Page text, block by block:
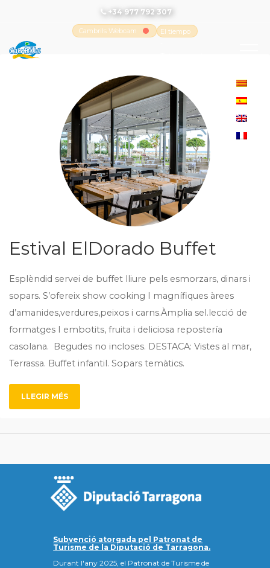
+34 977 792 307
Cambrils Webcam
El tiempo
Estival ElDorado Buffet
Esplèndid servei de buffet lliure pels esmorzars, dinars i
sopars. S’ofereix show cooking I magnífiques àrees
d’amanides,verdures,peixos i carns.Àmplia sel.lecció de
formatges I embotits, fruita i deliciosa repostería
casolana. Begudes no incloses. DESTACA: Vistes al mar,
Terrassa. Buffet infantil. Sopars temàtics.
LLEGIR MÉS
Subvenció atorgada pel Patronat de
Turisme de la Diputació de Tarragona.
Durant l'any 2025, el Patronat de Turisme de